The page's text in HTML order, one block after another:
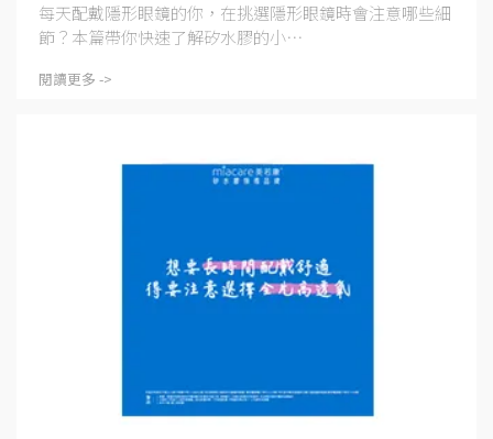
每天配戴隱形眼鏡的你，在挑選隱形眼鏡時會注意哪些細
節？本篇帶你快速了解矽水膠的小⋯
閱讀更多 ->